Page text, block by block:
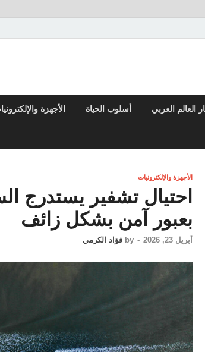
العالم العربي أسلوب الحياة الأجهزة
الأجهزة والإلكترونيات
احتيال تشفير يستدرج
بعبور آمن بشكل زائف
أبريل 23, 2026 -
by فؤاد الكرمي